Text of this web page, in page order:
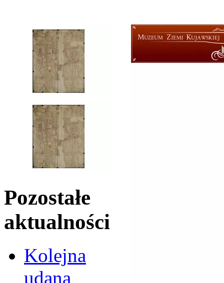
Pozostałe
aktualności
Kolejna
udana